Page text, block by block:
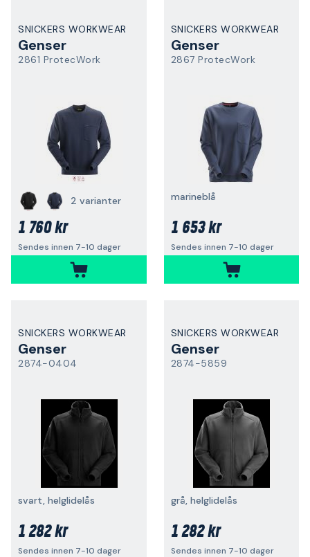
SNICKERS WORKWEAR
Genser
2861 ProtecWork
2 varianter
1 760 kr
Sendes innen 7-10 dager
SNICKERS WORKWEAR
Genser
2867 ProtecWork
marineblå
1 653 kr
Sendes innen 7-10 dager
SNICKERS WORKWEAR
Genser
2874-0404
svart, helglidelås
1 282 kr
Sendes innen 7-10 dager
SNICKERS WORKWEAR
Genser
2874-5859
grå, helglidelås
1 282 kr
Sendes innen 7-10 dager